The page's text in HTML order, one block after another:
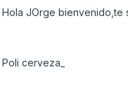
Hola JOrge bienvenido,te
Poli cerveza_